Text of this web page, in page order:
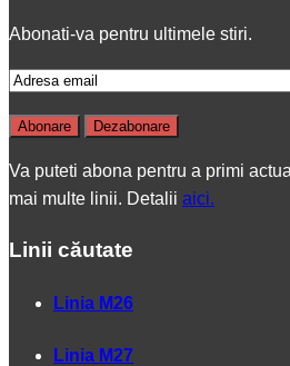
Abonati-va pentru ultimele stiri.
Va puteti abona pentru a primi
mai multe linii. Detalii aici.
Linii căutate
Linia M26
Linia M27